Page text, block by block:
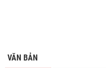
VĂN BẢN